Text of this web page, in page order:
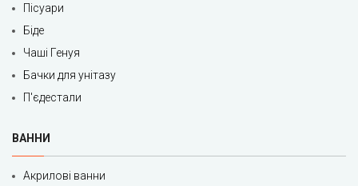
Пісуари
Біде
Чаші Генуя
Бачки для унітазу
П'єдестали
ВАННИ
Акрилові ванни